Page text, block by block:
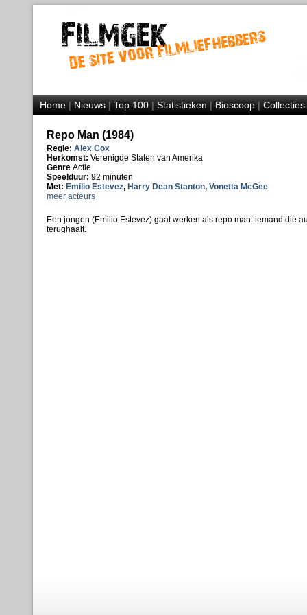
Home|Nieuws|Top 100|Statistieken|Bioscoop|Collecties
Repo Man (1984)
Regie: Alex Cox
Herkomst: Verenigde Staten van Amerika
Genre Actie
Speelduur: 92 minuten
Met: Emilio Estevez, Harry Dean Stanton, Vonetta McGee
meer acteurs
Een jongen (Emilio Estevez) gaat werken als repo man: iemand die
terughaalt.